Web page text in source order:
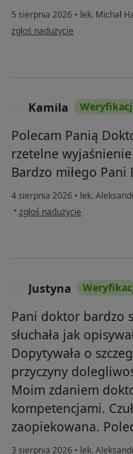
5 sierpnia 2026 • lek. Michał
w opinii użytkownika Wieslawa
zgłoś nadużycie
Kamila
Polecam Panią
rzetelne
Bardzo miłego Pani
4 sierpnia 2026 • lek.
• w opinii użytkownika Kamila
zgłoś nadużycie
Justyna
Pani doktor bardzo
słuchała jak
Dopytywała o
przyczyny
Moim zdaniem
kompetencjami.
zaopiekowana.
3 sierpnia 2026 • lek.